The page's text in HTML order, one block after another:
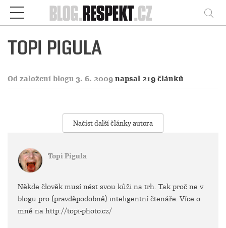
Respekt
TOPI PIGULA
Od založení blogu 3. 6. 2009 napsal 219 článků
Načíst další články autora
Topi Pigula
Někde člověk musí nést svou kůži na trh. Tak proč ne v
blogu pro (pravděpodobně) inteligentní čtenáře. Více o
mně na http://topi-photo.cz/